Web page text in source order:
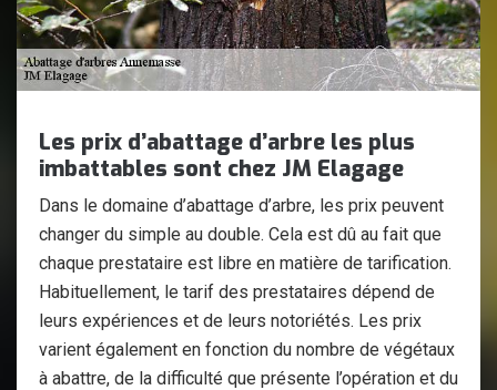
Les prix d’abattage d’arbre les plus
imbattables sont chez JM Elagage
Dans le domaine d’abattage d’arbre, les prix peuvent
changer du simple au double. Cela est dû au fait que
chaque prestataire est libre en matière de tarification.
Habituellement, le tarif des prestataires dépend de
leurs expériences et de leurs notoriétés. Les prix
varient également en fonction du nombre de végétaux
à abattre, de la difficulté que présente l’opération et du